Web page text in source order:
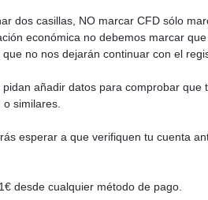
dos casillas, NO marcar CFD sólo
económica no debemos marcar
no nos dejarán continuar con el
añadir datos para comprobar que
similares.
esperar a que verifiquen tu cuenta
desde cualquier método de pago.